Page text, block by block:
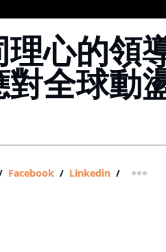
理心的領
對全球動
Facebook / Linkedin / more